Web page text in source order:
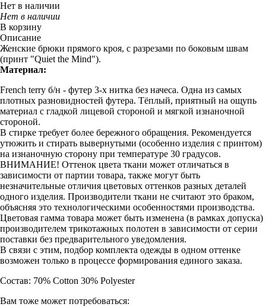
Нет в наличии
Нет в наличии
В корзину
Описание
Женские брюки прямого кроя, с разрезами по боковым швам
(принт "Quiet the Mind").
Материал:
French terry б/н - футер 3-х нитка без начеса. Одна из самых
плотных разновидностей футера. Тёплый, приятный на ощупь
материал с гладкой лицевой стороной и мягкой изнаночной
стороной.
В стирке требует более бережного обращения. Рекомендуется
утюжить и стирать вывернутыми (особенно изделия с принтом)
на изнаночную сторону при температуре 30 градусов.
ВНИМАНИЕ! Оттенок цвета ткани может отличаться в
зависимости от партии товара, также могут быть
незначительные отличия цветовых оттенков разных деталей
одного изделия. Производители ткани не считают это браком,
объясняя это технологическими особенностями производства.
Цветовая гамма товара может быть изменена (в рамках допуска)
производителем трикотажных полотен в зависимости от серии
поставки без предварительного уведомления.
В связи с этим, подбор комплекта одежды в одном оттенке
возможен только в процессе формирования единого заказа.
Состав: 70% Cotton 30% Polyester
Вам тоже может потребоваться: